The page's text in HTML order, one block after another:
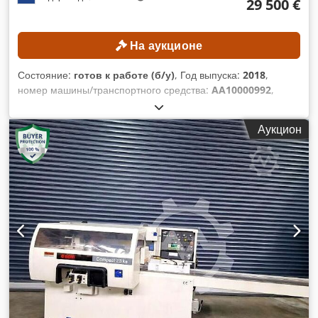
29 500 €
На аукционе
Состояние: готов к работе (б/у), Год выпуска: 2018,
номер машины/транспортного средства: AA10000992,
полностью работоспособен
ТЕХНИЧЕСКИЕ ХАРАКТЕРИСТИКИ Длина стола: 5020 мм
Ширина стола: 1380 мм Рабочая область по оси X: 5020 мм
Рабочая область по оси Y: 1300 мм Рабочая область по оси
Z: 250 мм Ход по оси X: 5400 мм Ход по оси Y: 1650 мм Ход
по оси Z: 450 мм Векторная скорость по осям X/Y: 35 м/мин
Максимальная скорость по оси X: 25 м/мин (?) Скорость
быстрого перемещения по оси X: 90 м/мин (?)
Максимальная скорость по оси Y: 90 м/мин Максимальная
скорость по оси Z: 30 м/мин Количество фрезерных
головок: 2 шт. Система крепления инструмента: HSK-F63
Фрезерная головка 1 Управляемые оси: 3 шт. Частота
вращения шпинделя: 6000–18000 об/мин Мощность
главного двигателя: 15 кВт Фрезерная головка 2
Управляемые оси: 3 шт. Частота вращения шпинделя: 600–
Аукцион